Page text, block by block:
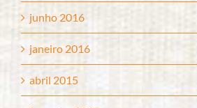
junho 2016
janeiro 2016
abril 2015